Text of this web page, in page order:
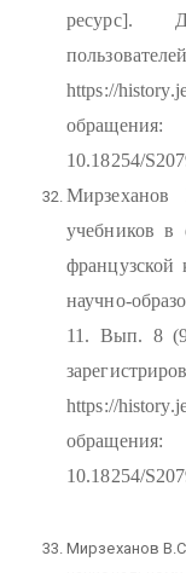
ресурс].
https://
10.18254/
учебников в
французской
научно-
11. Вып. 8
https://
10.18254/
Мирзеханов